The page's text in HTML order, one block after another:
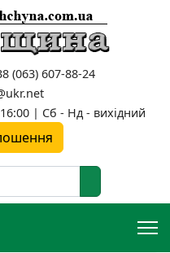
(063) 607-88-24
| Сб - Нд - вихідний